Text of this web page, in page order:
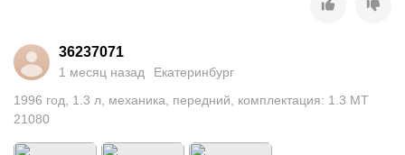
36237071
1 месяц назад
Екатеринбург
1996 год 1.3 л механика передний
комплектация: 1.3 MT
21080